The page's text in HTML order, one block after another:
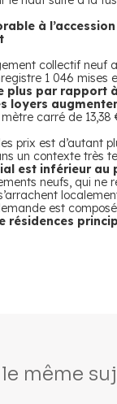
à
collectif neuf
1 046 mises
plus par rapport
loyers
carré de 13,38
prix est d’autant
un contexte très
est inférieur au
neufs, qui ne
est
résidences
même